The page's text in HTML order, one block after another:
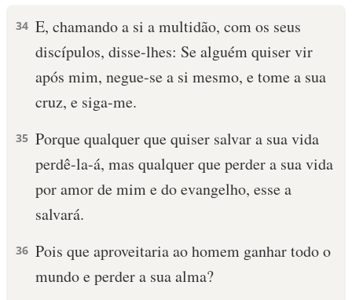
34 E, chamando a si a multidão, com os seus
discípulos, disse-lhes: Se alguém quiser vir
após mim, negue-se a si mesmo, e tome a sua
cruz, e siga-me.
35 Porque qualquer que quiser salvar a sua vida
perdê-la-á, mas qualquer que perder a sua vida
por amor de mim e do evangelho, esse a
salvará.
36 Pois que aproveitaria ao homem ganhar todo o
mundo e perder a sua alma?